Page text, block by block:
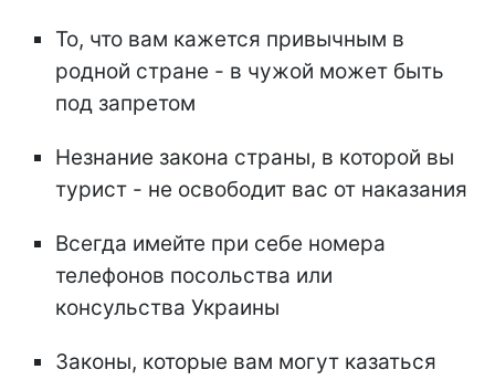
То, что вам кажется привычным в
родной стране - в чужой может быть
под запретом
Незнание закона страны, в которой вы
турист - не освободит вас от наказания
Всегда имейте при себе номера
телефонов посольства или
консульства Украины
Законы, которые вам могут казаться